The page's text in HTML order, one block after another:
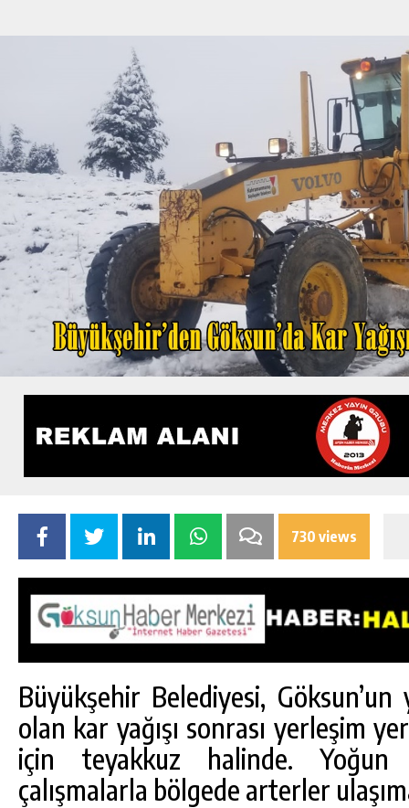
730 views
Büyükşehir Belediyesi,
olan kar yağışı sonrası yerleşim
için teyakkuz halinde.
çalışmalarla bölgede arterler